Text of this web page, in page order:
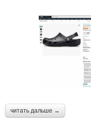
читать дальше →